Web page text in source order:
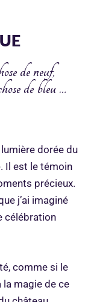
de neuf,
de bleu …
dorée du
Il est le témoin
précieux.
j’ai imaginé
célébration
comme si le
la magie de ce